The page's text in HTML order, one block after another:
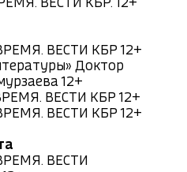
ВЕСТИ КБР. 12+
ВЕСТИ КБР 12+
Доктор
12+
ВЕСТИ КБР 12+
ВЕСТИ КБР 12+
ВЕСТИ